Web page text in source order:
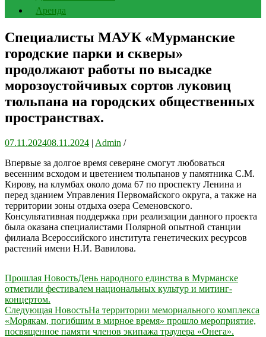
Аренда
Специалисты МАУК «Мурманские
городские парки и скверы»
продолжают работы по высадке
морозоустойчивых сортов луковиц
тюльпана на городских общественных
пространствах.
07.11.202408.11.2024 | Admin /
Впервые за долгое время северяне смогут любоваться
весенним всходом и цветением тюльпанов у памятника С.М.
Кирову, на клумбах около дома 67 по проспекту Ленина и
перед зданием Управления Первомайского округа, а также на
территории зоны отдыха озера Семеновского.
Консультативная поддержка при реализации данного проекта
была оказана специалистами Полярной опытной станции
филиала Всероссийского института генетических ресурсов
растений имени Н.И. Вавилова.
Навигация
по
записям
Прошлая НовостьДень народного единства в Мурманске
отметили фестивалем национальных культур и митинг-
концертом.
Следующая НовостьНа территории мемориального комплекса
«Морякам, погибшим в мирное время» прошло мероприятие,
посвященное памяти членов экипажа траулера «Онега».